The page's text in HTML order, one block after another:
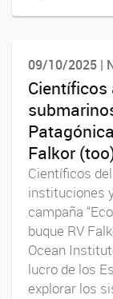
09/10/2025 |
Científicos
Falkor
Científicos
instituciones
campaña
buque RV
Ocean
lucro de los
explorar los